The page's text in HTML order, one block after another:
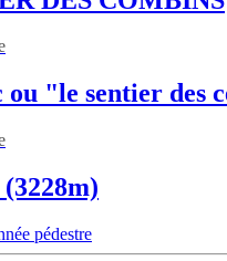
"le sentier des
pédestre